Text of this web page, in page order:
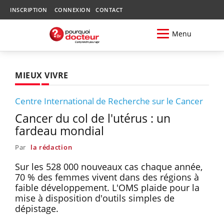
INSCRIPTION CONNEXION CONTACT
Menu
MIEUX VIVRE
Centre International de Recherche sur le Cancer
Cancer du col de l'utérus : un
fardeau mondial
Par la rédaction
Sur les 528 000 nouveaux cas chaque année,
70 % des femmes vivent dans des régions à
faible développement. L'OMS plaide pour la
mise à disposition d'outils simples de
dépistage.